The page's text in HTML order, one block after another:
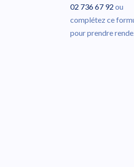
02 736 67 92 ou
complétez ce
pour prendre